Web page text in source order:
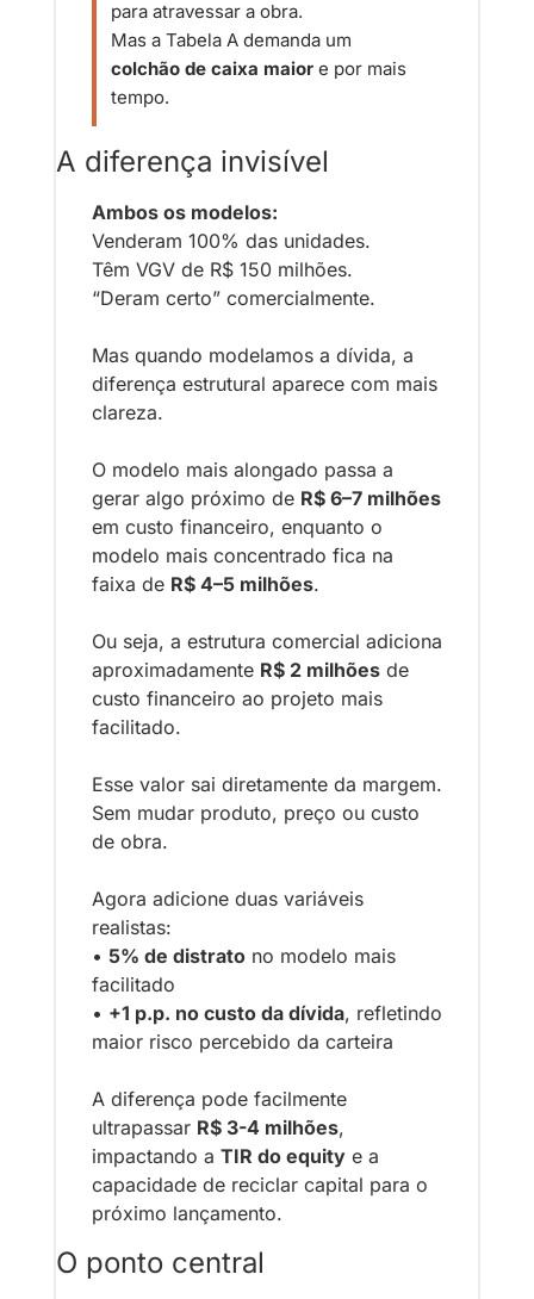
para atravessar a obra.
colchão de caixa maior e por mais
tempo.
A diferença invisível
Ambos os modelos:
Venderam 100% das unidades.
Têm VGV de R$ 150 milhões.
“Deram certo” comercialmente.
Mas quando modelamos a dívida, a
diferença estrutural aparece com mais
clareza.
O modelo mais alongado passa a
gerar algo próximo de R$ 6–7 milhões
em custo financeiro, enquanto o
modelo mais concentrado fica na
faixa de R$ 4–5 milhões.
Ou seja, a estrutura comercial adiciona
aproximadamente R$ 2 milhões de
custo financeiro ao projeto mais
facilitado.
Esse valor sai diretamente da margem.
Sem mudar produto, preço ou custo
de obra.
Agora adicione duas variáveis
realistas:
• 5% de distrato no modelo mais
facilitado
• +1 p.p. no custo da dívida, refletindo
maior risco percebido da carteira
A diferença pode facilmente
ultrapassar R$ 3-4 milhões,
impactando a TIR do equity e a
capacidade de reciclar capital para o
próximo lançamento.
O ponto central